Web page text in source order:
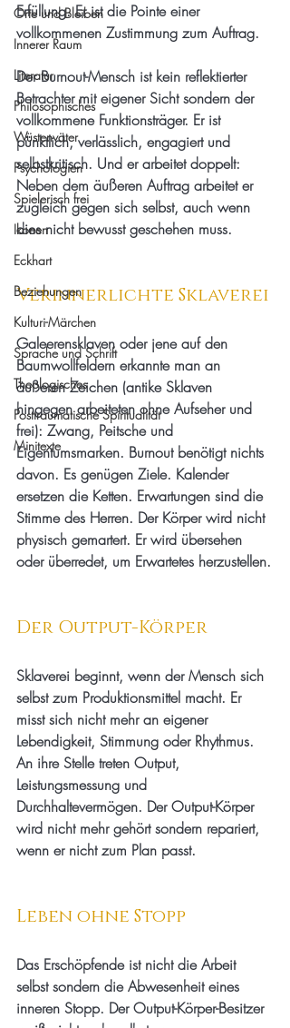
Orte und Bleiben
Innerer Raum
Literatur
Philosophisches
Wüstenväter
Psychologien
Spielerisch frei
Ikonen
Eckhart
Beziehungen
Kulturi-Märchen
Sprache und Schrift
Theologisches
Posttraumatische Spiritualität
Minitexte
Erfüllung. Er ist die Pointe einer
vollkommenen Zustimmung zum Auftrag.
Der Burnout-Mensch ist kein reflektierter
Betrachter mit eigener Sicht sondern der
vollkommene Funktionsträger. Er ist
pünktlich, verlässlich, engagiert und
selbstkritisch. Und er arbeitet doppelt:
Neben dem äußeren Auftrag arbeitet er
zugleich gegen sich selbst, auch wenn
dies nicht bewusst geschehen muss.
Verinnerlichte Sklaverei
Galeerensklaven oder jene auf den
Baumwollfeldern erkannte man an
äußeren Zeichen (antike Sklaven
hingegen arbeiteten ohne Aufseher und
frei): Zwang, Peitsche und
Eigentumsmarken. Burnout benötigt nichts
davon. Es genügen Ziele. Kalender
ersetzen die Ketten. Erwartungen sind die
Stimme des Herren. Der Körper wird nicht
physisch gemartert. Er wird übersehen
oder überredet, um Erwartetes herzustellen.
Der Output-Körper
Sklaverei beginnt, wenn der Mensch sich
selbst zum Produktionsmittel macht. Er
misst sich nicht mehr an eigener
Lebendigkeit, Stimmung oder Rhythmus.
An ihre Stelle treten Output,
Leistungsmessung und
Durchhaltevermögen. Der Output-Körper
wird nicht mehr gehört sondern repariert,
wenn er nicht zum Plan passt.
Leben ohne Stopp
Das Erschöpfende ist nicht die Arbeit
selbst sondern die Abwesenheit eines
inneren Stopp. Der Output-Körper-Besitzer